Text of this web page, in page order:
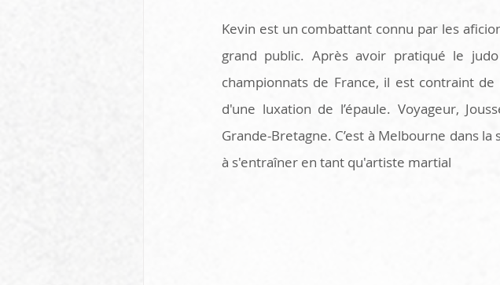
Kevin est un combattant connu par les
grand public. Après avoir pratiqué le
championnats de France, il est contraint
d'une luxation de l’épaule. Voyageur,
Grande-Bretagne. C’est à Melbourne dans
à s'entraîner en tant qu'artiste martial